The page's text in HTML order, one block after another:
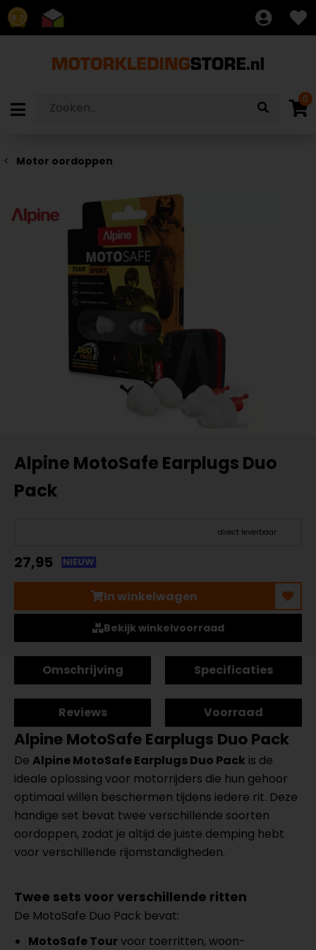
8.7
0
Motor oordoppen
Alpine MotoSafe Earplugs Duo
Pack
direct leverbaar
27,95 NIEUW
In winkelwagen
Bekijk winkelvoorraad
Omschrijving Specificaties
Reviews Voorraad
Alpine MotoSafe Earplugs Duo Pack
De Alpine MotoSafe Earplugs Duo Pack is de
ideale oplossing voor motorrijders die hun gehoor
optimaal willen beschermen tijdens iedere rit. Deze
handige set bevat twee verschillende soorten
oordoppen, zodat je altijd de juiste demping hebt
voor verschillende rijomstandigheden.
Twee sets voor verschillende ritten
De MotoSafe Duo Pack bevat:
MotoSafe Tourvoor toerritten, woon-